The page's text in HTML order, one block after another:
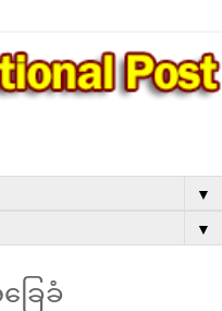
▼
▼
ေခံ